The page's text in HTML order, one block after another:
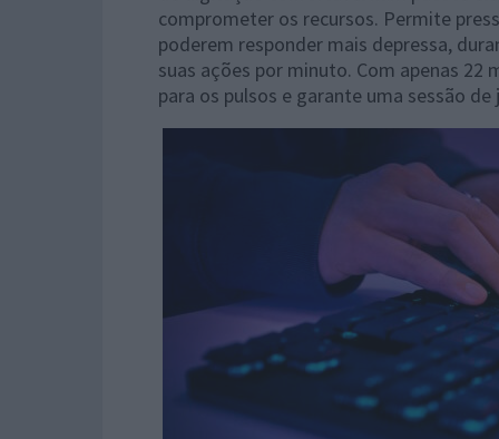
comprometer os recursos. Permite
poderem responder mais depressa,
suas ações por minuto. Com apenas 22
para os pulsos e garante uma sessão